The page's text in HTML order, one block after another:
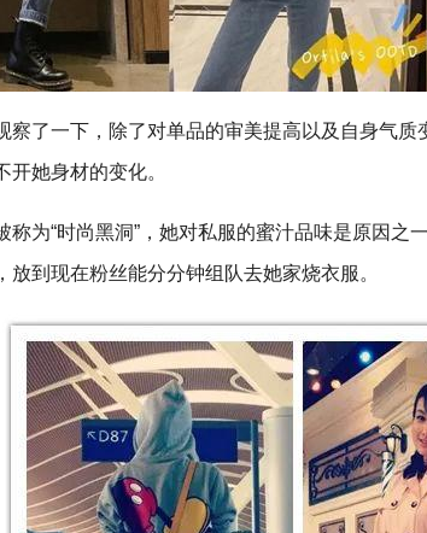
察了一下，除了对单品的审美提高以及自身气质
开她身材的变化。
称为“时尚黑洞”，她对私服的蜜汁品味是原因之
放到现在粉丝能分分钟组队去她家烧衣服。